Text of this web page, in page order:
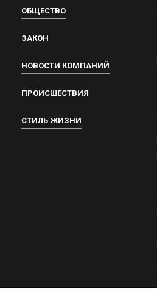
ОБЩЕСТВО
ЗАКОН
НОВОСТИ КОМПАНИЙ
ПРОИСШЕСТВИЯ
СТИЛЬ ЖИЗНИ